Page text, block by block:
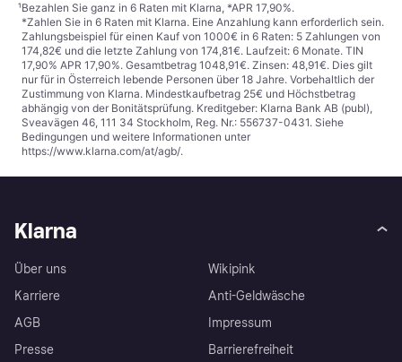
¹Bezahlen Sie ganz in 6 Raten mit Klarna, *APR 17,90%.
*Zahlen Sie in 6 Raten mit Klarna. Eine Anzahlung kann erforderlich sein.
Zahlungsbeispiel für einen Kauf von 1000€ in 6 Raten: 5 Zahlungen von
174,82€ und die letzte Zahlung von 174,81€. Laufzeit: 6 Monate. TIN
17,90% APR 17,90%. Gesamtbetrag 1048,91€. Zinsen: 48,91€. Dies gilt
nur für in Österreich lebende Personen über 18 Jahre. Vorbehaltlich der
Zustimmung von Klarna. Mindestkaufbetrag 25€ und Höchstbetrag
abhängig von der Bonitätsprüfung. Kreditgeber: Klarna Bank AB (publ),
Sveavägen 46, 111 34 Stockholm, Reg. Nr.: 556737-0431. Siehe
Bedingungen und weitere Informationen unter
https://www.klarna.com/at/agb/.
Klarna
Über uns
Karriere
AGB
Presse
Wikipink
Anti-Geldwäsche
Impressum
Barrierefreiheit